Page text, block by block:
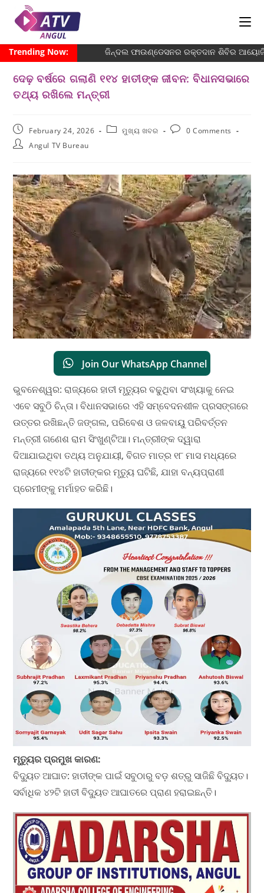
Trending Now: ଜିନ୍ଦଲ ଫାଉଣ୍ଡେସନର ରକ୍ତଦାନ ଶିବିର
ଦେଢ଼ ବର୍ଷରେ ଗଲାଣି ୧୧୪ ହାତୀଙ୍କ ଜୀବନ: ବିଧାନସଭାରେ
ତଥ୍ୟ ରଖିଲେ ମନ୍ତ୍ରୀ
February 24, 2026 ମୁଖ୍ୟ ଖବର
0 Comments
Angul TV Bureau
Join Our WhatsApp Channel
ଭୁବନେଶ୍ୱର: ରାଜ୍ୟରେ ହାତୀ ମୃତ୍ୟୁର ବଢୁଥିବା ସଂଖ୍ୟାକୁ ନେଇ
ଏବେ ସବୁଠି ଚିନ୍ତା। ବିଧାନସଭାରେ ଏହି ସମ୍ବେଦନଶୀଳ ପ୍ରସଙ୍ଗରେ
ଉତ୍ତର ରଖିଛନ୍ତି ଜଙ୍ଗଲ, ପରିବେଶ ଓ ଜଳବାୟୁ ପରିବର୍ତ୍ତନ
ମନ୍ତ୍ରୀ ଗଣେଶ ରାମ ସିଂଖୁଣ୍ଟିଆ। ମନ୍ତ୍ରୀଙ୍କ ଦ୍ୱାରା
ଦିଆଯାଇଥିବା ତଥ୍ୟ ଅନୁଯାୟୀ, ବିଗତ ମାତ୍ର ୧୮ ମାସ ମଧ୍ୟରେ
ରାଜ୍ୟରେ ୧୧୪ଟି ହାତୀଙ୍କର ମୃତ୍ୟୁ ଘଟିଛି, ଯାହା ବନ୍ୟପ୍ରାଣୀ
ପ୍ରେମୀଙ୍କୁ ମର୍ମାହତ କରିଛି।
ମୃତ୍ୟୁର ପ୍ରମୁଖ କାରଣ:
ବିଦ୍ୟୁତ ଆଘାତ: ହାତୀଙ୍କ ପାଇଁ ସବୁଠାରୁ ବଡ଼ ଶତ୍ରୁ ସାଜିଛି ବିଦ୍ୟୁତ।
ସର୍ବାଧିକ ୪୨ଟି ହାତୀ ବିଦ୍ୟୁତ ଆଘାତରେ ପ୍ରାଣ ହରାଇଛନ୍ତି।